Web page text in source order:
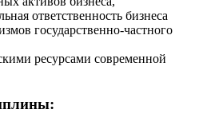
ответственность бизнеса
государственно-частного
ресурсами современной